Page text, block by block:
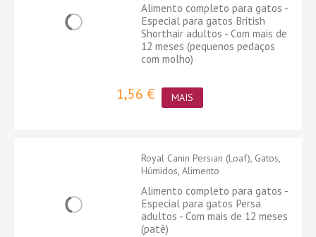
Alimento completo para gatos -
Especial para gatos British
Shorthair adultos - Com mais de
12 meses (pequenos pedaços
com molho)
1,56 € MAIS
Royal Canin Persian (Loaf), Gatos,
Húmidos, Alimento
Alimento completo para gatos -
Especial para gatos Persa
adultos - Com mais de 12 meses
(patê)